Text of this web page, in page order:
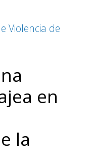
Violencia de
en
la